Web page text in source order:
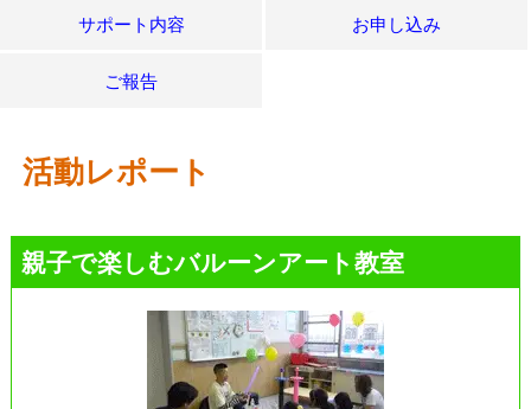
サポート内容 お申し込み
ご報告
活動レポート
親子で楽しむバルーンアート教室